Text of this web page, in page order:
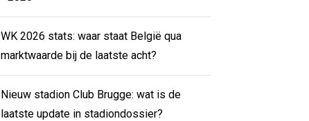
WK 2026 stats: waar staat België qua
marktwaarde bij de laatste acht?
Nieuw stadion Club Brugge: wat is de
laatste update in stadiondossier?